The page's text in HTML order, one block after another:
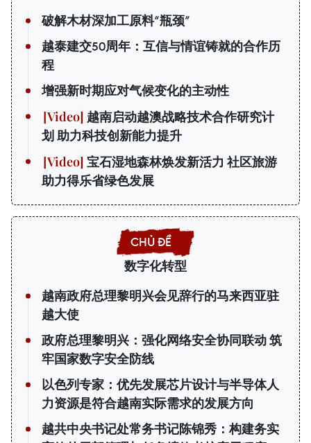
破解木材深加工原料“瓶颈”
越泰建交50周年：互信与情谊铸就的合作历
程
增强新时期应对气候变化的主动性
越南启动越澳战略技术合作研究计
划 助力科技创新能力提升
宝石湿地森林焕发新活力 社区旅游
助力得乐省绿色发展
数字化转型
越南政府总理黎明兴会见辞行的马来西亚驻
越大使
政府总理黎明兴：强化网络安全协同联动 筑
牢国家数字安全防线
以色列专家：优先发展芯片设计与半导体人
力资源是符合越南实际需求的发展方向
越共中央书记处常务书记陈锦秀：构建务实